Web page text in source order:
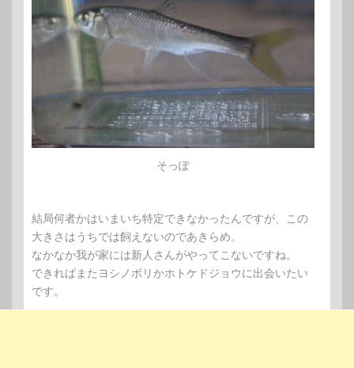
そっぽ
結局何者かはいまいち特定できなかったんですが、この
大きさはうちでは飼えないのであきらめ。
なかなか我が家には新人さんがやってこないですね。
できればまたヨシノボリかホトケドジョウに出会いたい
です。